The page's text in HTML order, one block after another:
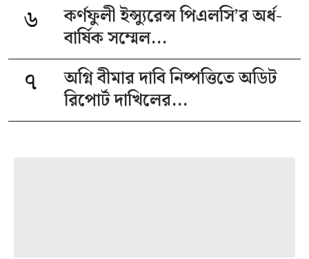
৬
কর্ণফুলী ইন্স্যুরেন্স পিএলসি’র অর্ধ-
বার্ষিক সম্মেল...
৭
অগ্নি বীমার দাবি নিষ্পত্তিতে অডিট
রিপোর্ট দাখিলের...